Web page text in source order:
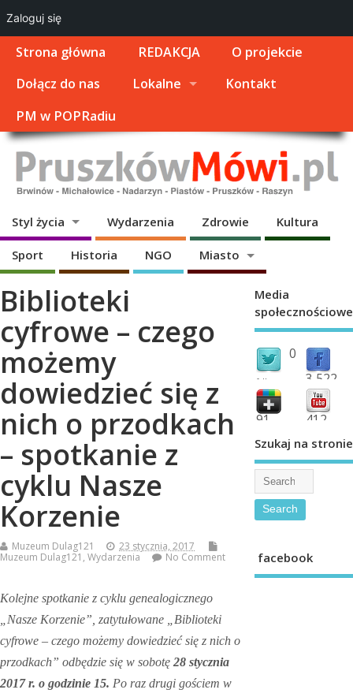
Strona główna REDAKCJA
O projekcie
Dołącz do nas
Lokalne
Kontakt
PM w POPRadiu
Styl życia Wydarzenia Zdrowie Kultura
Sport Historia NGO Miasto
Biblioteki
cyfrowe – czego
możemy
dowiedzieć się z
nich o przodkach
– spotkanie z
cyklu Nasze
Korzenie
Muzeum Dulag121
23 stycznia, 2017
Muzeum Dulag121 , Wydarzenia No Comment
Kolejne spotkanie z cyklu genealogicznego
„Nasze Korzenie”, zatytułowane „Biblioteki
cyfrowe – czego możemy dowiedzieć się z nich o
przodkach” odbędzie się w sobotę 28 stycznia
2017 r. o godzinie 15. Po raz drugi gościem w
Media
społecznościowe
0
followers 3,522
fans
91 412
Szukaj na stronie
facebook
Zaloguj się